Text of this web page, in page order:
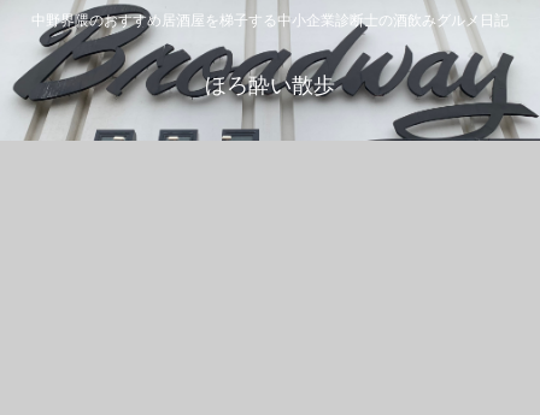
中野界隈のおすすめ居酒屋を梯子する中小企業診断士の酒飲みグルメ日記
ほろ酔い散歩